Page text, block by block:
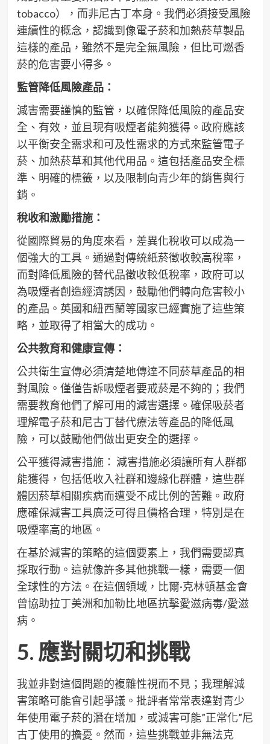
tobacco），而非尼古丁本身。我們必須接受風險
連續性的概念，認識到像電子菸和加熱菸草製品
這樣的產品，雖然不是完全無風險，但比可燃香
菸的危害要小得多。
監管降低風險產品：
減害需要謹慎的監管，以確保降低風險的產品安
全、有效，並且現有吸煙者能夠獲得。政府應該
以平衡安全需求和可及性需求的方式來監管電子
菸、加熱菸草和其他代用品。這包括產品安全標
準、明確的標籤，以及限制向青少年的銷售與行
銷。
稅收和激勵措施：
從國際貿易的角度來看，差異化稅收可以成為一
個強大的工具。通過對傳統紙菸徵收較高稅率，
而對降低風險的替代品徵收較低稅率，政府可以
為吸煙者創造經濟誘因，鼓勵他們轉向危害較小
的產品。英國和紐西蘭等國家已經實施了這些策
略，並取得了相當大的成功。
公共教育和健康宣傳：
公共衛生宣傳必須清楚地傳達不同菸草產品的相
對風險。僅僅告訴吸煙者要戒菸是不夠的；我們
需要教育他們了解可用的減害選擇。確保吸菸者
理解電子菸和尼古丁替代療法等產品的降低風
險，可以鼓勵他們做出更安全的選擇。
公平獲得減害措施： 減害措施必須讓所有人群都
能獲得，包括低收入社群和邊緣化群體，這些群
體因菸草相關疾病而遭受不成比例的苦難。政府
應確保減害工具廣泛可得且價格合理，特別是在
吸煙率高的地區。
在基於減害的策略的這個要素上，我們需要認真
採取行動。這就像許多其他挑戰一樣，需要一個
全球性的方法。在這個領域，比爾·克林頓基金會
曾協助拉丁美洲和加勒比地區抗擊愛滋病毒/愛滋
病。
5. 應對關切和挑戰
我並非對這個問題的複雜性視而不見；我理解減
害策略可能會引起爭議。批評者常常表達對青少
年使用電子菸的潛在增加，或減害可能”正常化”尼
古丁使用的擔憂。然而，這些挑戰並非無法克